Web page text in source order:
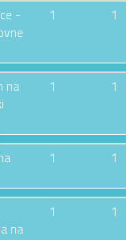
-
1 1
na
1 1
1 1
na
1 1